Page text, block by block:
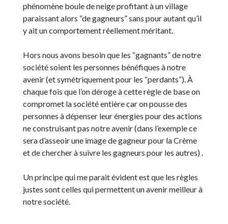
phénomène boule de neige profitant à un village
paraissant alors “de gagneurs” sans pour autant qu’il
y ait un comportement réellement méritant.
Hors nous avons besoin que les “gagnants” de notre
société soient les personnes bénéfiques à notre
avenir (et symétriquement pour les “perdants”). À
chaque fois que l’on déroge à cette règle de base on
compromet la société entière car on pousse des
personnes à dépenser leur énergies pour des actions
ne construisant pas notre avenir (dans l’exemple ce
sera d’asseoir une image de gagneur pour la Crème
et de chercher à suivre les gagneurs pour les autres) .
Un principe qui me parait évident est que les règles
justes sont celles qui permettent un avenir meilleur à
notre société.